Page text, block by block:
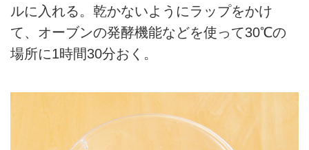
ルに入れる。乾かないようにラップをかけ
て、オーブンの発酵機能などを使って30℃の
場所に1時間30分おく。